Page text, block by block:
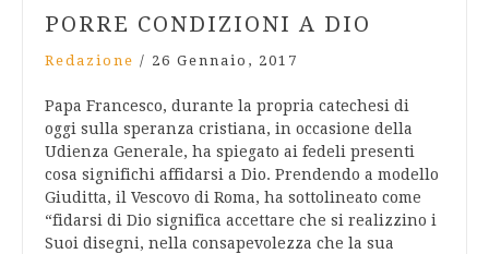
PORRE CONDIZIONI A DIO
Redazione / 26 Gennaio, 2017
Papa Francesco, durante la propria catechesi di
oggi sulla speranza cristiana, in occasione della
Udienza Generale, ha spiegato ai fedeli presenti
cosa significhi affidarsi a Dio. Prendendo a modello
Giuditta, il Vescovo di Roma, ha sottolineato come
“fidarsi di Dio significa accettare che si realizzino i
Suoi disegni, nella consapevolezza che la sua